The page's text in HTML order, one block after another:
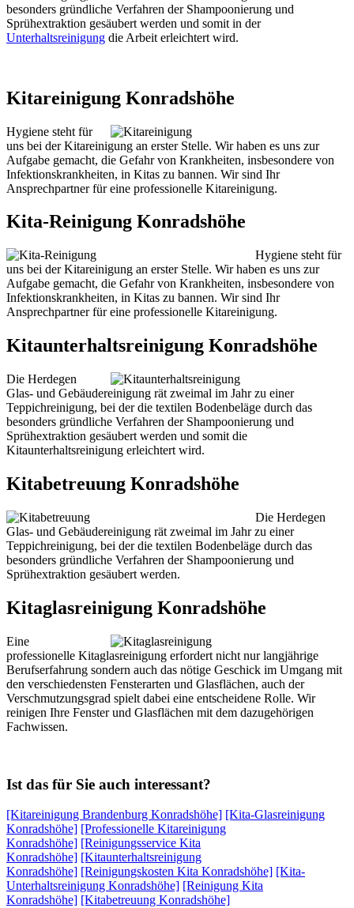
besonders gründliche Verfahren der Shampoonierung und
Sprühextraktion gesäubert werden und somit in der
Unterhaltsreinigung die Arbeit erleichtert wird.
Kitareinigung Konradshöhe
Hygiene steht für
uns bei der Kitareinigung an erster Stelle. Wir haben es uns zur
Aufgabe gemacht, die Gefahr von Krankheiten, insbesondere von
Infektionskrankheiten, in Kitas zu bannen. Wir sind Ihr
Ansprechpartner für eine professionelle Kitareinigung.
Kita-Reinigung Konradshöhe
Hygiene steht für
uns bei der Kitareinigung an erster Stelle. Wir haben es uns zur
Aufgabe gemacht, die Gefahr von Krankheiten, insbesondere von
Infektionskrankheiten, in Kitas zu bannen. Wir sind Ihr
Ansprechpartner für eine professionelle Kitareinigung.
Kitaunterhaltsreinigung Konradshöhe
Die Herdegen
Glas- und Gebäudereinigung rät zweimal im Jahr zu einer
Teppichreinigung, bei der die textilen Bodenbeläge durch das
besonders gründliche Verfahren der Shampoonierung und
Sprühextraktion gesäubert werden und somit die
Kitaunterhaltsreinigung erleichtert wird.
Kitabetreuung Konradshöhe
Die Herdegen
Glas- und Gebäudereinigung rät zweimal im Jahr zu einer
Teppichreinigung, bei der die textilen Bodenbeläge durch das
besonders gründliche Verfahren der Shampoonierung und
Sprühextraktion gesäubert werden.
Kitaglasreinigung Konradshöhe
Eine
professionelle Kitaglasreinigung erfordert nicht nur langjährige
Berufserfahrung sondern auch das nötige Geschick im Umgang mit
den verschiedensten Fensterarten und Glasflächen, auch der
Verschmutzungsgrad spielt dabei eine entscheidene Rolle. Wir
reinigen Ihre Fenster und Glasflächen mit dem dazugehörigen
Fachwissen.
Ist das für Sie auch interessant?
[Kitareinigung Brandenburg Konradshöhe] [Kita-Glasreinigung
Konradshöhe] [Professionelle Kitareinigung
Konradshöhe] [Reinigungsservice Kita
Konradshöhe] [Kitaunterhaltsreinigung
Konradshöhe] [Reinigungskosten Kita Konradshöhe] [Kita-
Unterhaltsreinigung Konradshöhe] [Reinigung Kita
Konradshöhe] [Kitabetreuung Konradshöhe]